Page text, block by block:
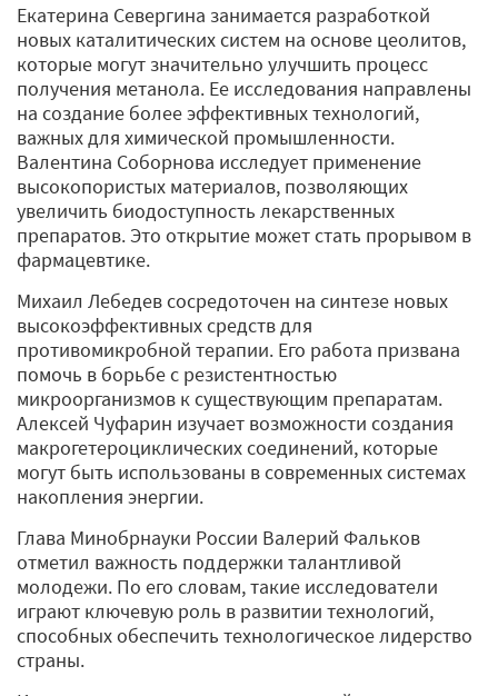
Екатерина Севергина занимается разработкой
новых каталитических систем на основе цеолитов,
которые могут значительно улучшить процесс
получения метанола. Ее исследования направлены
на создание более эффективных технологий,
важных для химической промышленности.
Валентина Соборнова исследует применение
высокопористых материалов, позволяющих
увеличить биодоступность лекарственных
препаратов. Это открытие может стать прорывом в
фармацевтике.
Михаил Лебедев сосредоточен на синтезе новых
высокоэффективных средств для
противомикробной терапии. Его работа призвана
помочь в борьбе с резистентностью
микроорганизмов к существующим препаратам.
Алексей Чуфарин изучает возможности создания
макрогетероциклических соединений, которые
могут быть использованы в современных системах
накопления энергии.
Глава Минобрнауки России Валерий Фальков
отметил важность поддержки талантливой
молодежи. По его словам, такие исследователи
играют ключевую роль в развитии технологий,
способных обеспечить технологическое лидерство
страны.